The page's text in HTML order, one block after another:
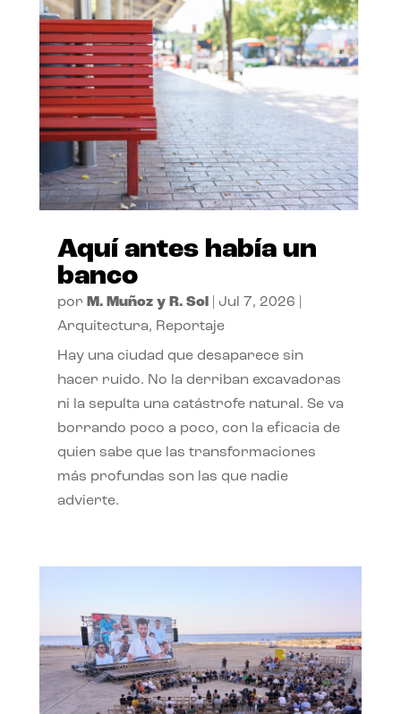
Aquí antes había un
banco
por M. Muñoz y R. Sol Jul 7, 2026
Arquitectura, Reportaje
Hay una ciudad que desaparece sin
hacer ruido. No la derriban excavadoras
ni la sepulta una catástrofe natural. Se va
borrando poco a poco, con la eficacia de
quien sabe que las transformaciones
más profundas son las que nadie
advierte.